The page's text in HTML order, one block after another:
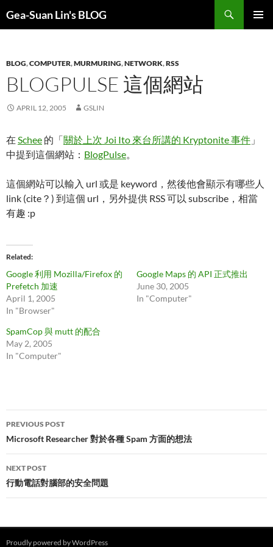
Gea-Suan Lin's BLOG
BLOG,COMPUTER,MURMURING,NETWORK,RSS
BLOGPULSE 這個網站
APRIL 12, 2005 GSLIN
在 Schee 的「關於上次 Joi Ito 來台所講的 Kryptonite 事件 」
中提到這個網站： BlogPulse。
這個網站可以輸入 url 或是 keyword，然後他會顯示有哪些人
link (cite？) 到這個 url，另外提供 RSS 可以 subscribe，相當
有趣 :p
Related
Google 利用 Mozilla/Firefox 的
Prefetch 加速
April 1, 2005
In "Browser"
Google Maps 的 API 正式推出
June 30, 2005
In "Computer"
SpamCop 與 mutt 的配合
May 2, 2005
In "Computer"
Post
navigation
PREVIOUS POST
Microsoft Researcher 對於各種 Spam 方面的想法
NEXT POST
行動電話對腦部的安全問題
Proudly powered by WordPress